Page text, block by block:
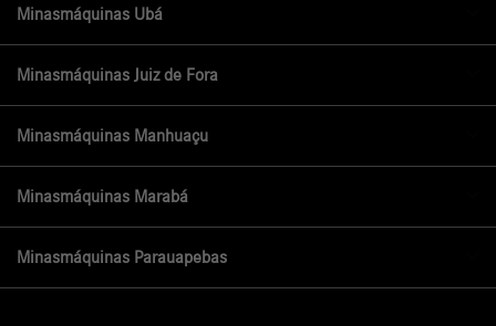
Minasmáquinas Ubá
Minasmáquinas Juiz de Fora
Minasmáquinas Manhuaçu
Minasmáquinas Marabá
Minasmáquinas Parauapebas